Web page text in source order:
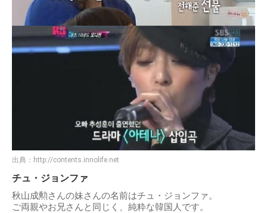
出典： http://contents.innolife.net
チュ・ジョンファ
秋山成勲さんの妹さんの名前はチュ・ジョンファ。
ご両親やお兄さんと同じく、純粋な韓国人です。